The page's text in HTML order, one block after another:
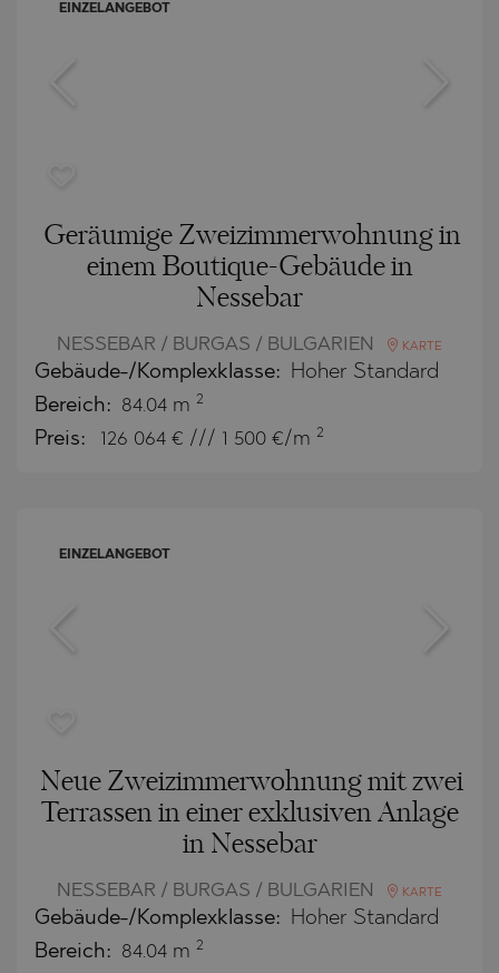
EINZELANGEBOT
Geräumige Zweizimmerwohnung in
einem Boutique-Gebäude in
Nessebar
NESSEBAR / BURGAS / BULGARIEN KARTE
Gebäude-/Komplexklasse: Hoher Standard
Bereich: 84.04 m 2
Preis: 126 064 € /// 1 500 €/m 2
EINZELANGEBOT
Neue Zweizimmerwohnung mit zwei
Terrassen in einer exklusiven Anlage
in Nessebar
NESSEBAR / BURGAS / BULGARIEN KARTE
Gebäude-/Komplexklasse: Hoher Standard
Bereich: 84.04 m 2